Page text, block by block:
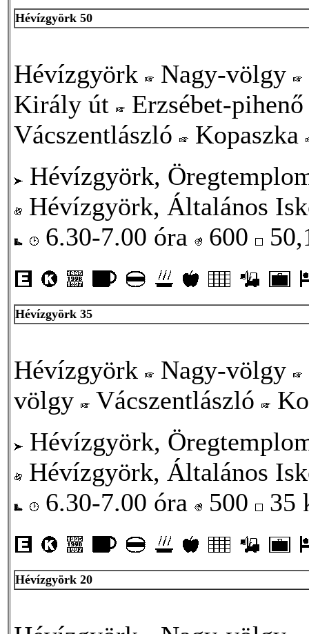
Hévízgyörk 50
Hévízgyörk Nagy-völgy
Király út
Erzsébet-
Vácszentlászló
Kopaszka
Hévízgyörk,
Hévízgyörk, Általános
6.30-7.00 óra
600
Hévízgyörk 35
Hévízgyörk Nagy-völgy
völgy
Vácszentlászló
Hévízgyörk,
Hévízgyörk, Általános
6.30-7.00 óra
500 35
Hévízgyörk 20